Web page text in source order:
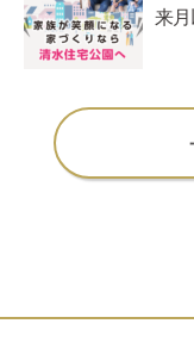
来月